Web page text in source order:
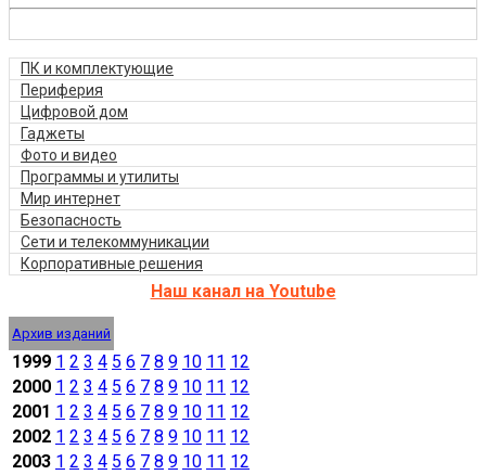
ПК и комплектующие
Периферия
Цифровой дом
Гаджеты
Фото и видео
Программы и утилиты
Мир интернет
Безопасность
Сети и телекоммуникации
Корпоративные решения
Наш канал на Youtube
Архив изданий
1999 1 2 3 4 5 6 7 8 9 10 11 12
2000 1 2 3 4 5 6 7 8 9 10 11 12
2001 1 2 3 4 5 6 7 8 9 10 11 12
2002 1 2 3 4 5 6 7 8 9 10 11 12
2003 1 2 3 4 5 6 7 8 9 10 11 12